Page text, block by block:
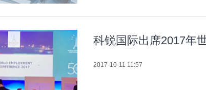
科锐国际出席2017年
2017-10-11 11:57